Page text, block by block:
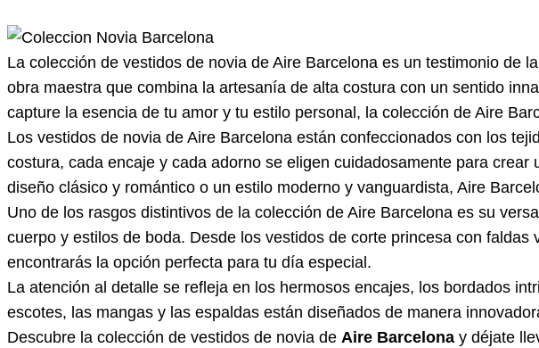
La colección de vestidos de novia de Aire Barcelona es un testimonio de
obra maestra que combina la artesanía de alta costura con un sentido
capture la esencia de tu amor y tu estilo personal, la colección de Aire
Los vestidos de novia de Aire Barcelona están confeccionados con los
costura, cada encaje y cada adorno se eligen cuidadosamente para
diseño clásico y romántico o un estilo moderno y vanguardista, Aire
Uno de los rasgos distintivos de la colección de Aire Barcelona es su
cuerpo y estilos de boda. Desde los vestidos de corte princesa con
encontrarás la opción perfecta para tu día especial.
La atención al detalle se refleja en los hermosos encajes, los bordados
escotes, las mangas y las espaldas están diseñados de manera
Descubre la colección de vestidos de novia de Aire Barcelona y déjate